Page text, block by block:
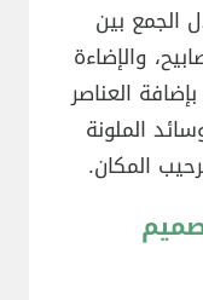
الجمع بين
والإضاءة
العناصر
الملونة
المكان.